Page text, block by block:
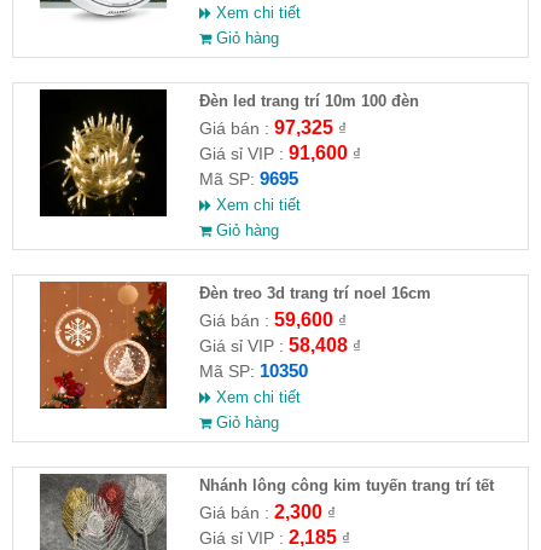
Xem chi tiết
Giỏ hàng
Đèn led trang trí 10m 100 đèn
Giá bán : 97,325₫
Giá sỉ VIP : 91,600₫
Mã SP: 9695
Xem chi tiết
Giỏ hàng
Đèn treo 3d trang trí noel 16cm
Giá bán : 59,600₫
Giá sỉ VIP : 58,408₫
Mã SP: 10350
Xem chi tiết
Giỏ hàng
Nhánh lông công kim tuyến trang trí tết
Giá bán : 2,300₫
Giá sỉ VIP : 2,185₫